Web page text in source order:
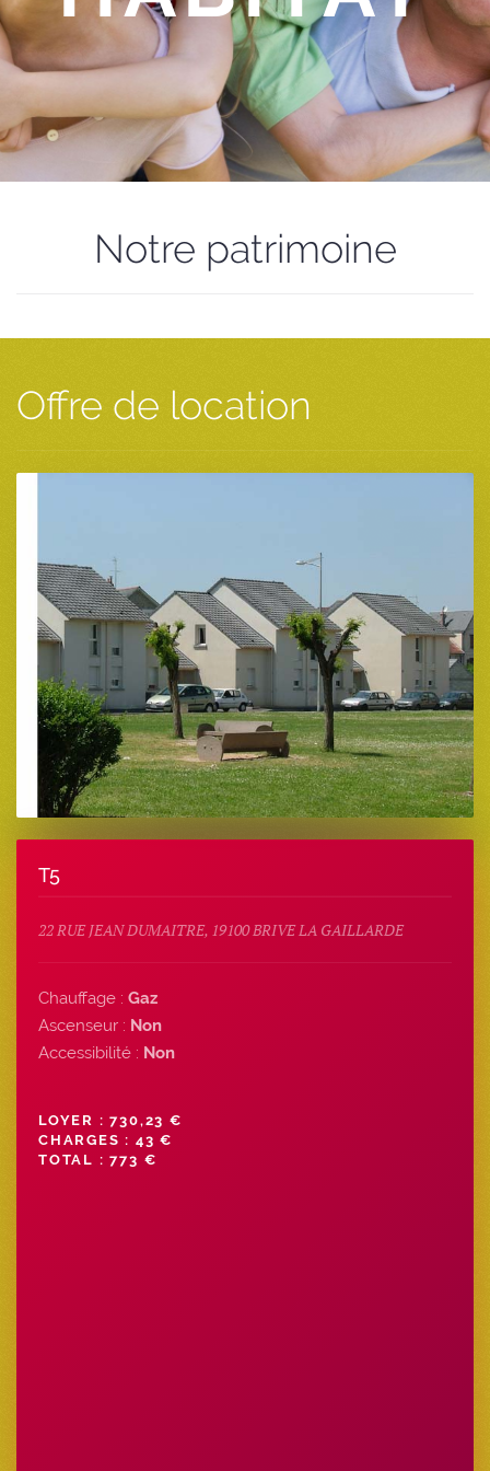
Notre patrimoine
Offre de location
T5
22 RUE JEAN DUMAITRE, 19100 BRIVE LA GAILLARDE
Chauffage : Gaz
Ascenseur : Non
Accessibilité : Non
LOYER : 730,23 €
CHARGES : 43 €
TOTAL : 773 €